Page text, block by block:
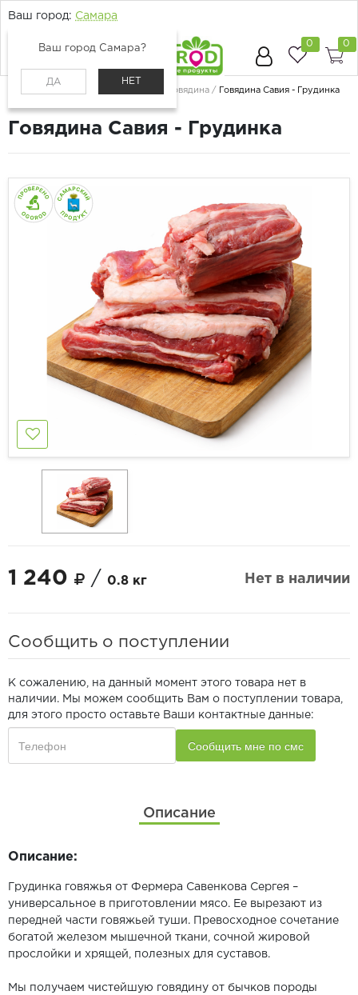
Ваш город: Самара
Ваш город Самара?
ДА НЕТ
0 0
Говядина Говядина Савия - Грудинка
Говядина Савия - Грудинка
1 240 / 0.8 кг Нет в наличии
Сообщить о поступлении
К сожалению, на данный момент этого товара нет в
наличии. Мы можем сообщить Вам о поступлении товара,
для этого просто оставьте Ваши контактные данные:
Описание
Описание:
Грудинка говяжья от Фермера Савенкова Сергея –
универсальное в приготовлении мясо. Ее вырезают из
передней части говяжьей туши. Превосходное сочетание
богатой железом мышечной ткани, сочной жировой
прослойки и хрящей, полезных для суставов.
Мы получаем чистейшую говядину от бычков породы